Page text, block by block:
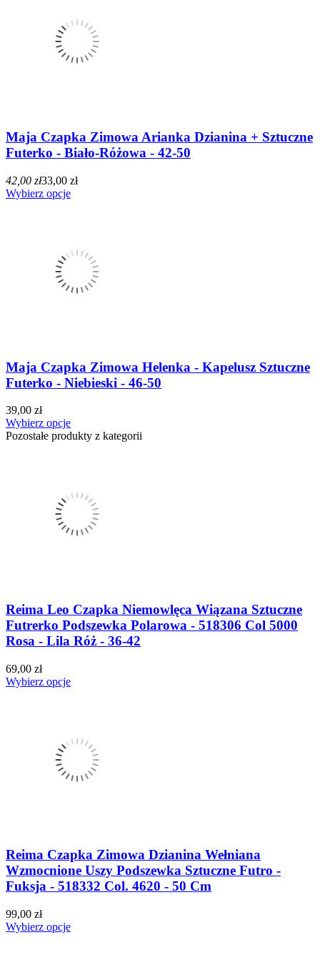
Maja Czapka Zimowa Arianka Dzianina + Sztuczne
Futerko - Biało-Różowa - 42-50
42,00 zł33,00 zł
Wybierz opcje
Maja Czapka Zimowa Helenka - Kapelusz Sztuczne
Futerko - Niebieski - 46-50
39,00 zł
Wybierz opcje
Pozostałe produkty z kategorii
Reima Leo Czapka Niemowlęca Wiązana Sztuczne
Futrerko Podszewka Polarowa - 518306 Col 5000
Rosa - Lila Róż - 36-42
69,00 zł
Wybierz opcje
Reima Czapka Zimowa Dzianina Wełniana
Wzmocnione Uszy Podszewka Sztuczne Futro -
Fuksja - 518332 Col. 4620 - 50 Cm
99,00 zł
Wybierz opcje